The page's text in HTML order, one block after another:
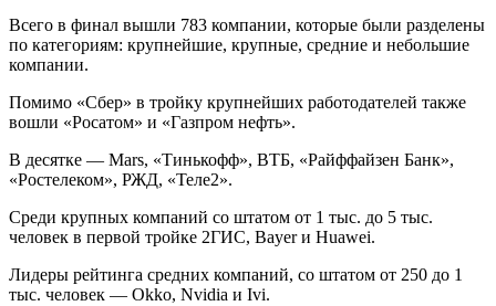
Всего в финал вышли 783 компании, которые были разделены
по категориям: крупнейшие, крупные, средние и небольшие
компании.
Помимо «Сбер» в тройку крупнейших работодателей также
вошли «Росатом» и «Газпром нефть».
В десятке — Mars, «Тинькофф», ВТБ, «Райффайзен Банк»,
«Ростелеком», РЖД, «Теле2».
Среди крупных компаний со штатом от 1 тыс. до 5 тыс.
человек в первой тройке 2ГИС, Bayer и Huawei.
Лидеры рейтинга средних компаний, со штатом от 250 до 1
тыс. человек — Okko, Nvidia и Ivi.